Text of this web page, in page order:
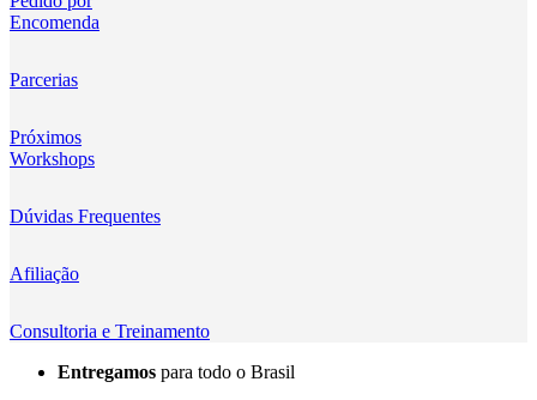
Kingma
Lensmingle
LiRen
Litepanels
LoveFoto
Encomenda
Parcerias
Próximos
Workshops
Dúvidas Frequentes
Afiliação
Consultoria e Treinamento
Entregamos para todo o Brasil